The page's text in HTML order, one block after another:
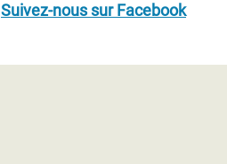
Suivez-nous sur Facebook